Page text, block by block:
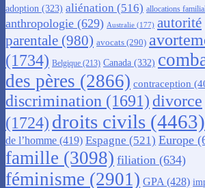
adoption (323) aliénation (516) allocations
anthropologie (629) Australie (177) autorité
parentale (980) avocats (290)
(1734) Belgique (213) Canada (332)
des pères (2866) contraception
discrimination (1691) divorce
(1724) droits civils (4463)
de l’homme (419) Espagne (521) Europe
famille (3098) filiation (634)
féminisme (2901) GPA (428)